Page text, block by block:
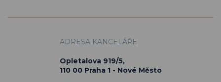
ADRESA KANCELÁŘE
Opletalova 919/5,
110 00 Praha 1 - Nové Město